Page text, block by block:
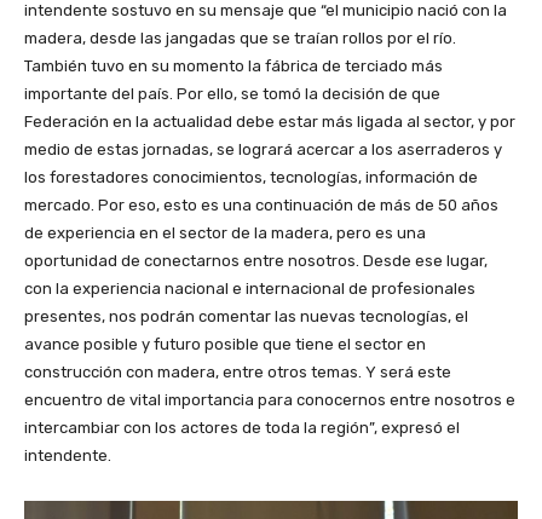
intendente sostuvo en su mensaje que “el municipio nació con la
madera, desde las jangadas que se traían rollos por el río.
También tuvo en su momento la fábrica de terciado más
importante del país. Por ello, se tomó la decisión de que
Federación en la actualidad debe estar más ligada al sector, y por
medio de estas jornadas, se logrará acercar a los aserraderos y
los forestadores conocimientos, tecnologías, información de
mercado. Por eso, esto es una continuación de más de 50 años
de experiencia en el sector de la madera, pero es una
oportunidad de conectarnos entre nosotros. Desde ese lugar,
con la experiencia nacional e internacional de profesionales
presentes, nos podrán comentar las nuevas tecnologías, el
avance posible y futuro posible que tiene el sector en
construcción con madera, entre otros temas. Y será este
encuentro de vital importancia para conocernos entre nosotros e
intercambiar con los actores de toda la región”, expresó el
intendente.